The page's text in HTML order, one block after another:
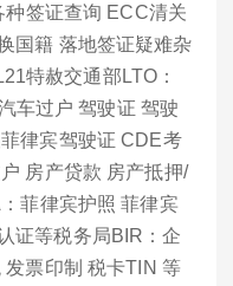
签证查询 ECC清关
国籍 落地签证疑难杂
特赦交通部LTO：
车过户 驾驶证 驾驶
律宾驾驶证 CDE考
房产贷款 房产抵押/
菲律宾护照 菲律宾
证等税务局BIR：企
票印制 税卡TIN 等